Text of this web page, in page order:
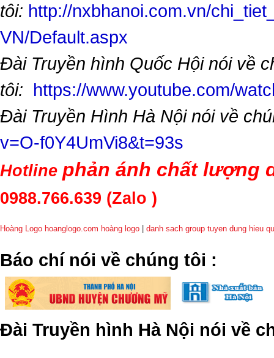
tôi: http://nxbhanoi.com.vn/
VN/Default.aspx
Đài Truyền hình Quốc Hội nói về
tôi: https://www.youtube.com/
Đài Truyền Hình Hà Nội nói về
v=O-f0Y4UmVi8&t=93s
Hotline phản ánh chất lượng
0988.766.639 (Zalo )
Hoàng Logo hoanglogo.com hoàng logo danh sach group tuyen dung hieu
​Báo chí nói về chúng tôi :
Đài Truyền hình Hà Nội nói về